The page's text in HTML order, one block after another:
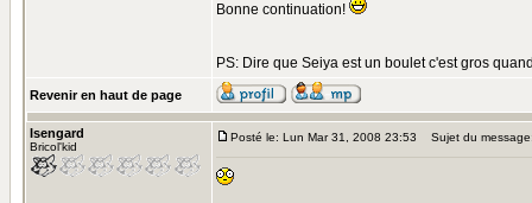
Bonne continuation!
PS: Dire que Seiya est un boulet c'est gros
Revenir en haut de page
Isengard
Bricol'kid
Posté le: Lun Mar 31, 2008 23:53 Sujet du